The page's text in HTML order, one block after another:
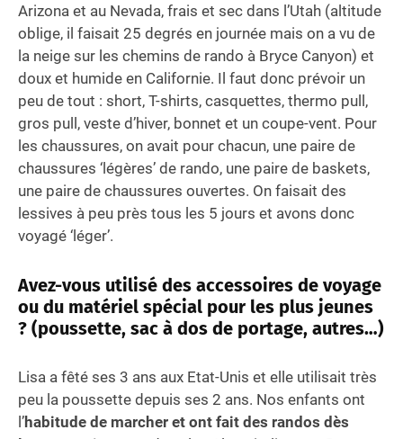
Arizona et au Nevada, frais et sec dans l’Utah (altitude
oblige, il faisait 25 degrés en journée mais on a vu de
la neige sur les chemins de rando à Bryce Canyon) et
doux et humide en Californie. Il faut donc prévoir un
peu de tout : short, T-shirts, casquettes, thermo pull,
gros pull, veste d’hiver, bonnet et un coupe-vent. Pour
les chaussures, on avait pour chacun, une paire de
chaussures ‘légères’ de rando, une paire de baskets,
une paire de chaussures ouvertes. On faisait des
lessives à peu près tous les 5 jours et avons donc
voyagé ‘léger’.
Avez-vous utilisé des accessoires de voyage
ou du matériel spécial pour les plus jeunes
? (poussette, sac à dos de portage, autres…)
Lisa a fêté ses 3 ans aux Etat-Unis et elle utilisait très
peu la poussette depuis ses 2 ans. Nos enfants ont
l’habitude de marcher et ont fait des randos dès